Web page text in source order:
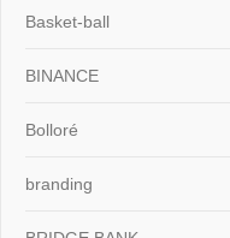
Basket-ball
BINANCE
Bolloré
branding